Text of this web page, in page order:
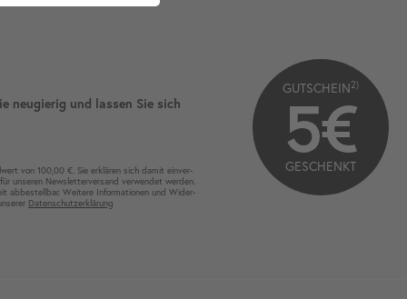
neugierig und lassen Sie sich
von 100,00 €. Sie erklären sich damit ein­ver­
unseren News­letter­versand ver­wen­det werden.
ab­bestel­lbar. Weitere Infor­mationen und Wider­
Daten­schutz­erklärung
GUTSCHEIN2)
5€
GESCHENKT